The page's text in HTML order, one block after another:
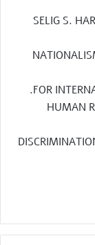
* SELIG S.
FOR
**